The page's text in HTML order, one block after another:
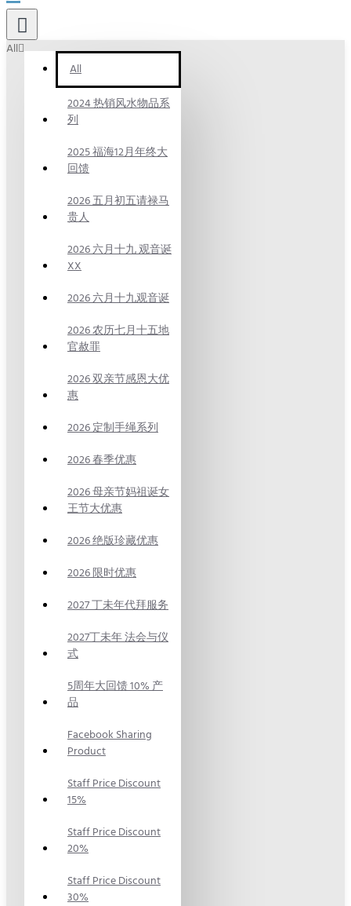
All
All
2024 热销风水物品系
列
2025 福海12月年终大
回馈
2026 五月初五请禄马
贵人
2026 六月十九 观音诞
XX
2026 六月十九观音诞
2026 农历七月十五地
官赦罪
2026 双亲节感恩大优
惠
2026 定制手绳系列
2026 春季优惠
2026 母亲节妈祖诞女
王节大优惠
2026 绝版珍藏优惠
2026 限时优惠
2027 丁未年代拜服务
2027丁未年 法会与仪
式
5周年大回馈 10% 产
品
Facebook Sharing
Product
Staff Price Discount
15%
Staff Price Discount
20%
Staff Price Discount
30%